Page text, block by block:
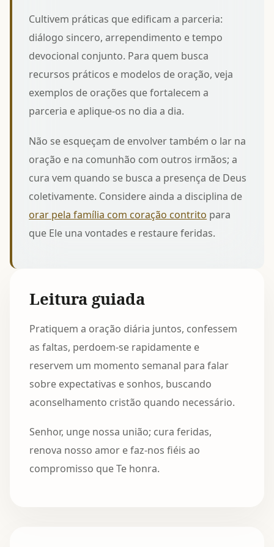
Cultivem práticas que edificam a parceria:
diálogo sincero, arrependimento e tempo
devocional conjunto. Para quem busca
recursos práticos e modelos de oração, veja
exemplos de orações que fortalecem a
parceria e aplique-os no dia a dia.
Não se esqueçam de envolver também o lar na
oração e na comunhão com outros irmãos; a
cura vem quando se busca a presença de Deus
coletivamente. Considere ainda a disciplina de
orar pela família com coração contrito para
que Ele una vontades e restaure feridas.
Leitura guiada
Pratiquem a oração diária juntos, confessem
as faltas, perdoem-se rapidamente e
reservem um momento semanal para falar
sobre expectativas e sonhos, buscando
aconselhamento cristão quando necessário.
Senhor, unge nossa união; cura feridas,
renova nosso amor e faz-nos fiéis ao
compromisso que Te honra.